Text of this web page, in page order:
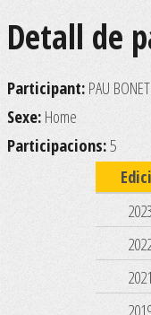
Detall de
Participant: PAU
Sexe: Home
Participacions:5
2023
2021